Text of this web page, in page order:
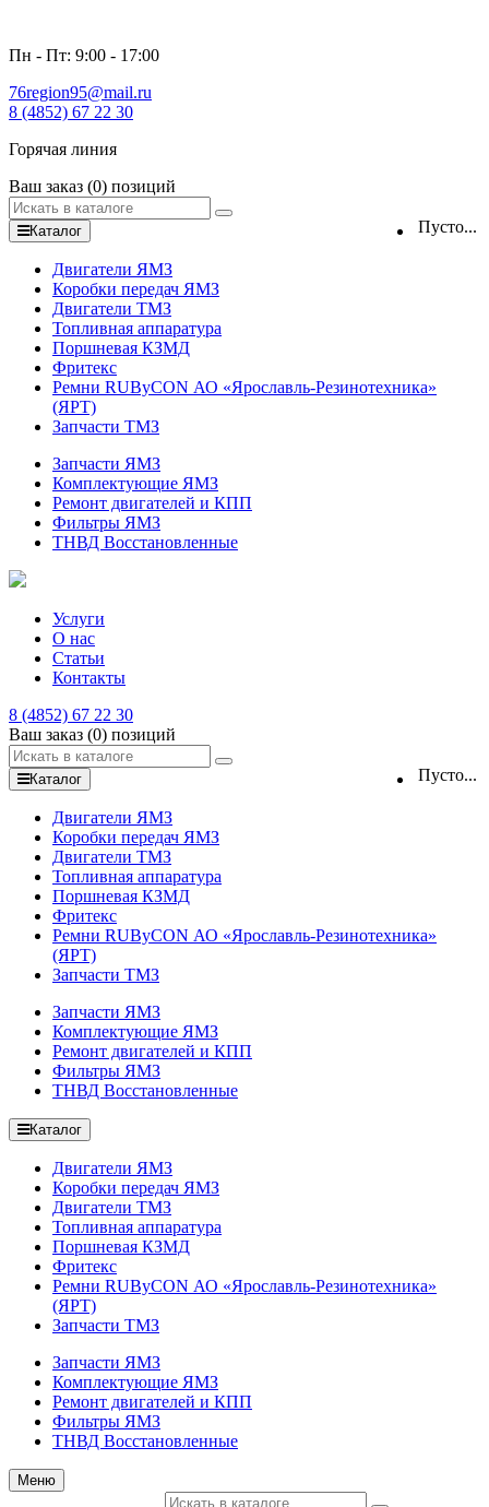
Пн - Пт: 9:00 - 17:00
76region95@mail.ru
8 (4852) 67 22 30
Горячая линия
Ваш заказ (0) позиций
Пусто...
Каталог
Двигатели ЯМЗ
Коробки передач ЯМЗ
Двигатели ТМЗ
Топливная аппаратура
Поршневая КЗМД
Фритекс
Ремни RUByCON АО «Ярославль-Резинотехника»
(ЯРТ)
Запчасти ТМЗ
Запчасти ЯМЗ
Комплектующие ЯМЗ
Ремонт двигателей и КПП
Фильтры ЯМЗ
ТНВД Восстановленные
Услуги
О нас
Статьи
Контакты
8 (4852) 67 22 30
Ваш заказ (0) позиций
Пусто...
Каталог
Двигатели ЯМЗ
Коробки передач ЯМЗ
Двигатели ТМЗ
Топливная аппаратура
Поршневая КЗМД
Фритекс
Ремни RUByCON АО «Ярославль-Резинотехника»
(ЯРТ)
Запчасти ТМЗ
Запчасти ЯМЗ
Комплектующие ЯМЗ
Ремонт двигателей и КПП
Фильтры ЯМЗ
ТНВД Восстановленные
Каталог
Двигатели ЯМЗ
Коробки передач ЯМЗ
Двигатели ТМЗ
Топливная аппаратура
Поршневая КЗМД
Фритекс
Ремни RUByCON АО «Ярославль-Резинотехника»
(ЯРТ)
Запчасти ТМЗ
Запчасти ЯМЗ
Комплектующие ЯМЗ
Ремонт двигателей и КПП
Фильтры ЯМЗ
ТНВД Восстановленные
Меню